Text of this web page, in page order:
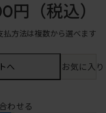
円 （税込）
払方法は複数から選べます
へ お気に入
わせる